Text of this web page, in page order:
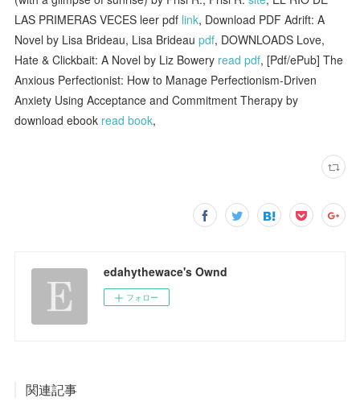
LAS PRIMERAS VECES leer pdf link, Download PDF Adrift: A
Novel by Lisa Brideau, Lisa Brideaupdf, DOWNLOADS Love,
Hate & Clickbait: A Novel by Liz Bowery read pdf, [Pdf/ePub] The
Anxious Perfectionist: How to Manage Perfectionism-Driven
Anxiety Using Acceptance and Commitment Therapy by
download ebook read book,
edahythewace's Ownd
フォロー
関連記事